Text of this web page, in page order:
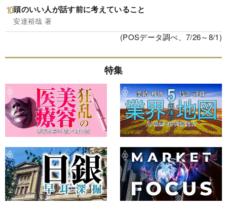
頭のいい人が話す前に考えていること
安達裕哉 著
(POSデータ調べ、7/26～8/1)
特集